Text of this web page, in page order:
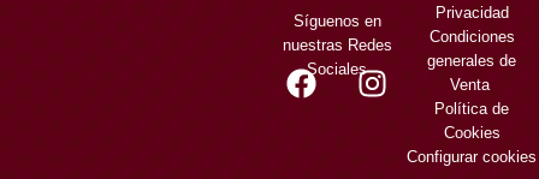
Síguenos en
nuestras Redes
Sociales
Privacidad
Condiciones
generales de
Venta
Política de
Cookies
Configurar cookies